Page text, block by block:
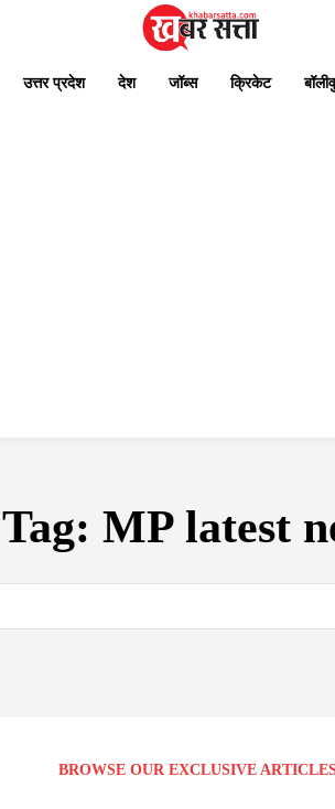
उत्तर प्रदेश देश जॉब्स क्रिकेट
Tag: MP latest
BROWSE OUR EXCLUSIVE